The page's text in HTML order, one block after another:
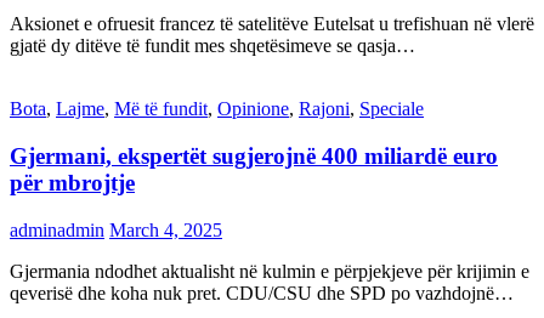
Aksionet e ofruesit francez të satelitëve Eutelsat u trefishuan në vlerë
gjatë dy ditëve të fundit mes shqetësimeve se qasja…
Bota, Lajme, Më të fundit, Opinione, Rajoni, Speciale
Gjermani, ekspertët sugjerojnë 400 miliardë euro
për mbrojtje
adminadmin March 4, 2025
Gjermania ndodhet aktualisht në kulmin e përpjekjeve për krijimin e
qeverisë dhe koha nuk pret. CDU/CSU dhe SPD po vazhdojnë…